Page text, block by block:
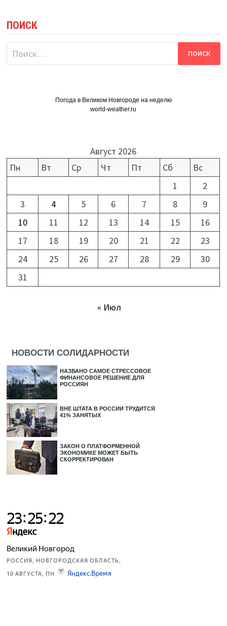
ПОИСК
Найти:
Погода в Великом Новгороде на неделю
world-weather.ru
Август 2026
Пн
Вт Ср Чт Пт Сб
Вс
1
2
3
4 5 6 7 8
9
10
11 12 13 14 15
16
17
18 19 20 21 22
23
24
25 26 27 28 29
30
31
« Июл
НОВОСТИ СОЛИДАРНОСТИ
НАЗВАНО САМОЕ СТРЕССОВОЕ
ФИНАНСОВОЕ РЕШЕНИЕ ДЛЯ
РОССИЯН
ВНЕ ШТАТА В РОССИИ ТРУДИТСЯ
41% ЗАНЯТЫХ
ЗАКОН О ПЛАТФОРМЕННОЙ
ЭКОНОМИКЕ МОЖЕТ БЫТЬ
СКОРРЕКТИРОВАН